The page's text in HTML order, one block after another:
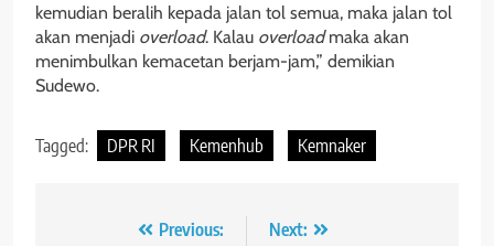
kemudian beralih kepada jalan tol semua, maka jalan tol
akan menjadi overload. Kalau overloadmaka akan
menimbulkan kemacetan berjam-jam,” demikian
Sudewo.
Tagged: DPR RI Kemenhub Kemnaker
Navigasi Previous:
Next: